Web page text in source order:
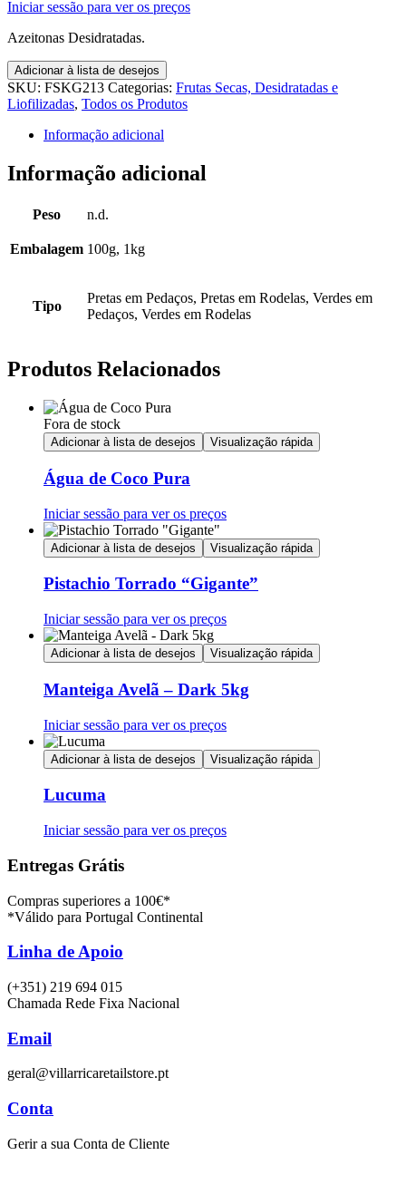
Iniciar sessão para ver os preços
Azeitonas Desidratadas.
Adicionar à lista de desejos
SKU: FSKG213 Categorias: Frutas Secas, Desidratadas e
Liofilizadas, Todos os Produtos
Informação adicional
Informação adicional
Peso n.d.
Embalagem 100g, 1kg
Tipo
Pretas em Pedaços, Pretas em Rodelas, Verdes em
Pedaços, Verdes em Rodelas
Produtos Relacionados
Fora de stock
Adicionar à lista de desejos Visualização rápida
Água de Coco Pura
Iniciar sessão para ver os preços
Adicionar à lista de desejos Visualização rápida
Pistachio Torrado “Gigante”
Iniciar sessão para ver os preços
Adicionar à lista de desejos Visualização rápida
Manteiga Avelã – Dark 5kg
Iniciar sessão para ver os preços
Adicionar à lista de desejos Visualização rápida
Lucuma
Iniciar sessão para ver os preços
Entregas Grátis
Compras superiores a 100€*
*Válido para Portugal Continental
Linha de Apoio
(+351) 219 694 015
Chamada Rede Fixa Nacional
Email
geral@villarricaretailstore.pt
Conta
Gerir a sua Conta de Cliente